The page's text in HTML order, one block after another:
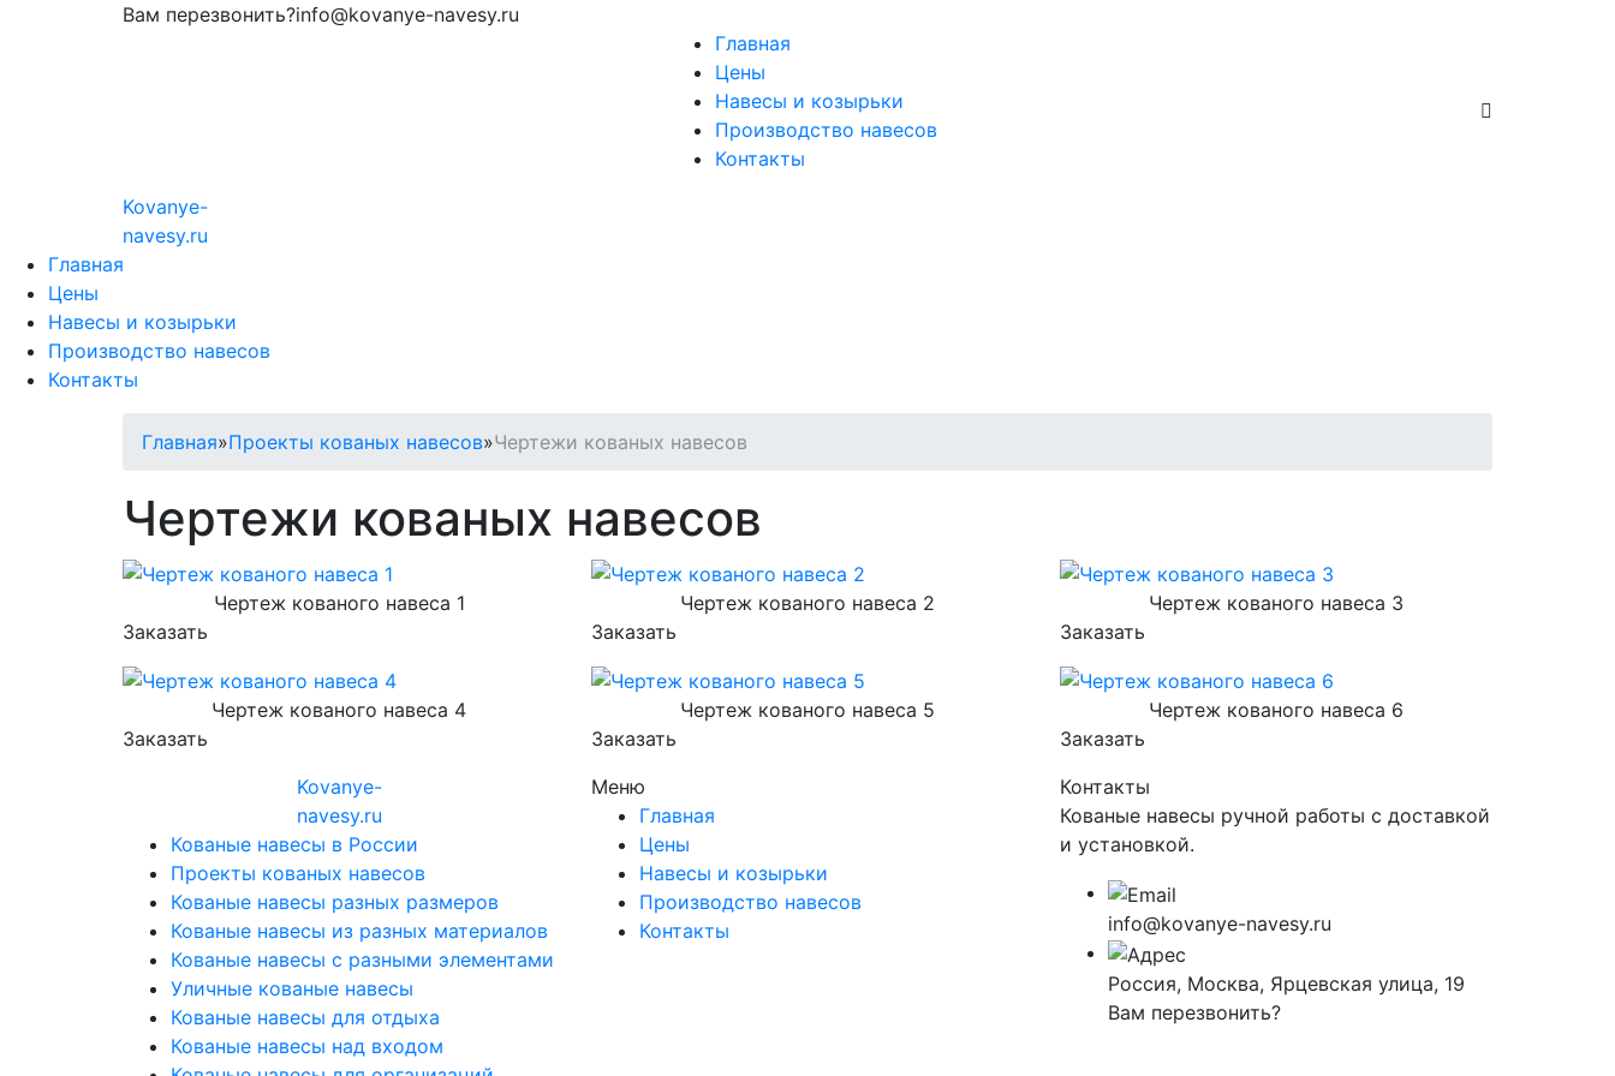
Вам перезвонить?info@kovanye-navesy.ru
Главная
Цены
Навесы и козырьки
Производство навесов
Контакты
Kovanye-
navesy.ru
Главная
Цены
Навесы и козырьки
Производство навесов
Контакты
Главная»Проекты кованых навесов»Чертежи кованых навесов
Чертежи кованых навесов
Чертеж кованого навеса 1
Заказать
Чертеж кованого навеса 2
Заказать
Чертеж кованого навеса 3
Заказать
Чертеж кованого навеса 4
Заказать
Чертеж кованого навеса 5
Заказать
Чертеж кованого навеса 6
Заказать
Kovanye-
navesy.ru
Кованые навесы в России
Проекты кованых навесов
Кованые навесы разных размеров
Кованые навесы из разных материалов
Кованые навесы с разными элементами
Уличные кованые навесы
Кованые навесы для отдыха
Кованые навесы над входом
Меню
Главная
Цены
Навесы и козырьки
Производство навесов
Контакты
Контакты
Кованые навесы ручной работы с доставкой
и установкой.
info@kovanye-navesy.ru
Россия, Москва, Ярцевская улица, 19
Вам перезвонить?